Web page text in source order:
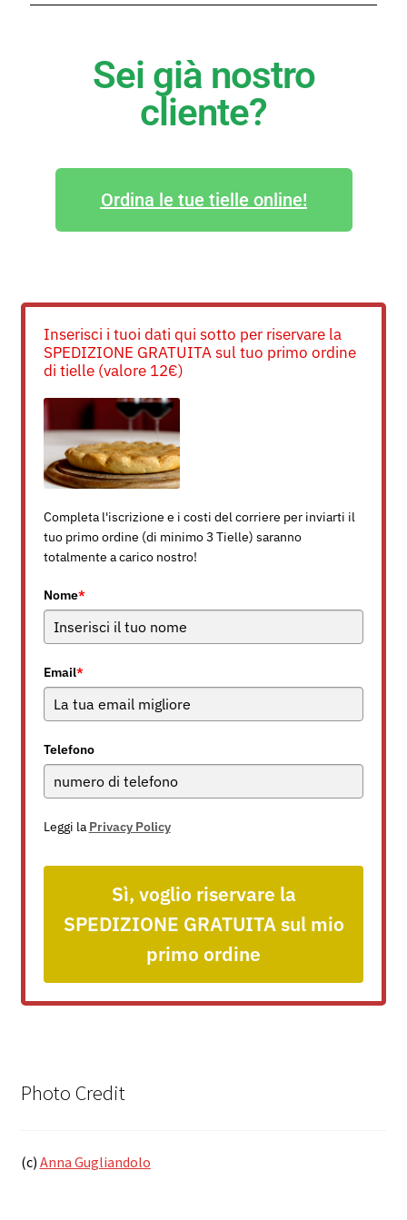
Sei già nostro
cliente?
Ordina le tue tielle online!
Inserisci i tuoi dati qui sotto per riservare la
SPEDIZIONE GRATUITA sul tuo primo ordine
di tielle (valore 12€)
Completa l'iscrizione e i costi del corriere per inviarti il
tuo primo ordine (di minimo 3 Tielle) saranno
totalmente a carico nostro!
Nome*
Email*
Telefono
Leggi la Privacy Policy
Sì, voglio riservare la
SPEDIZIONE GRATUITA sul mio
primo ordine
Photo Credit
(c) Anna Gugliandolo